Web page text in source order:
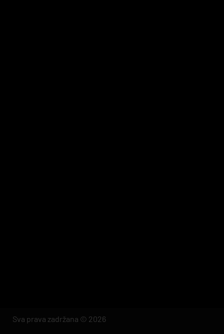
Sva prava zadržana © 2026